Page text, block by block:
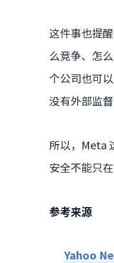
这件事也提醒
么竞争、怎
个公司也可
没有外部监督
所以，Meta
安全不能只
参考来源
Yahoo